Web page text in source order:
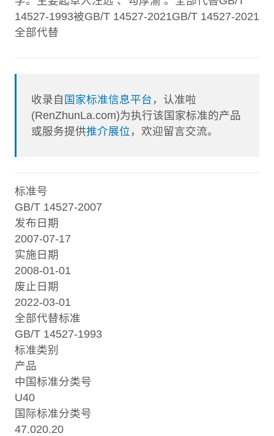
14527-1993被GB/T 14527-2021GB/T 14527-2021
全部代替
收录自 国家标准信息平台 ，认准啦
(RenZhunLa.com)为执行该国家标准的产品
或服务提供推介展位 ，欢迎留言交流。
标准号
GB/T 14527-2007
发布日期
2007-07-17
实施日期
2008-01-01
废止日期
2022-03-01
全部代替标准
GB/T 14527-1993
标准类别
产品
中国标准分类号
U40
国际标准分类号
47.020.20